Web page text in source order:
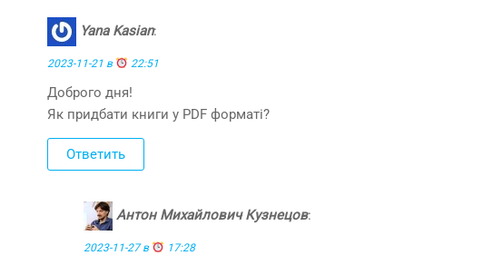
Yana Kasian:
2023-11-21 в 22:51
Доброго дня!
Як придбати книги у PDF форматі?
Ответить
Антон Михайлович Кузнецов:
2023-11-27 в 17:28